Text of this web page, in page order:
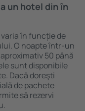
un hotel din în
în funcție de
O noapte într-un
50 până
sunt disponibile
Dacă doreşti
de pachete
să rezervi